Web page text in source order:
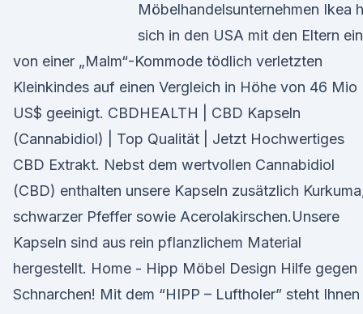
Möbelhandelsunternehmen Ikea
sich in den USA mit den Eltern
von einer „Malm“-Kommode tödlich verletzten
Kleinkindes auf einen Vergleich in Höhe von 46 Mio
US$ geeinigt. CBDHEALTH | CBD Kapseln
(Cannabidiol) | Top Qualität | Jetzt Hochwertiges
CBD Extrakt. Nebst dem wertvollen Cannabidiol
(CBD) enthalten unsere Kapseln zusätzlich
schwarzer Pfeffer sowie Acerolakirschen.Unsere
Kapseln sind aus rein pflanzlichem Material
hergestellt. Home - Hipp Möbel Design Hilfe gegen
Schnarchen! Mit dem “HIPP – Luftholer” steht Ihnen